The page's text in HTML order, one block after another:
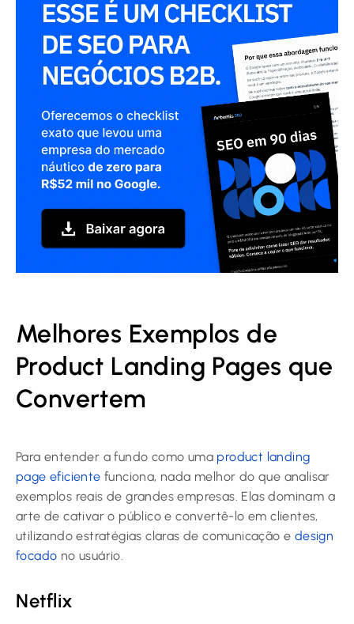
Melhores Exemplos de
Product Landing Pages que
Convertem
Para entender a fundo como uma product landing
page eficiente funciona, nada melhor do que analisar
exemplos reais de grandes empresas. Elas dominam a
arte de cativar o público e convertê-lo em clientes,
utilizando estratégias claras de comunicação e design
focado no usuário.
Netflix